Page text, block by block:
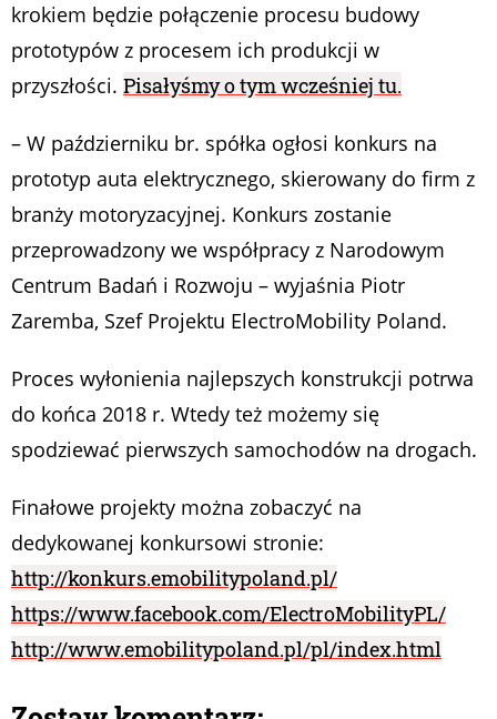
krokiem będzie połączenie procesu budowy
prototypów z procesem ich produkcji w
przyszłości. Pisałyśmy o tym wcześniej tu.
– W październiku br. spółka ogłosi konkurs na
prototyp auta elektrycznego, skierowany do firm z
branży motoryzacyjnej. Konkurs zostanie
przeprowadzony we współpracy z Narodowym
Centrum Badań i Rozwoju – wyjaśnia Piotr
Zaremba, Szef Projektu ElectroMobility Poland.
Proces wyłonienia najlepszych konstrukcji potrwa
do końca 2018 r. Wtedy też możemy się
spodziewać pierwszych samochodów na drogach.
Finałowe projekty można zobaczyć na
dedykowanej konkursowi stronie:
http://konkurs.emobilitypoland.pl/
https://www.facebook.com/ElectroMobilityPL/
http://www.emobilitypoland.pl/pl/index.html